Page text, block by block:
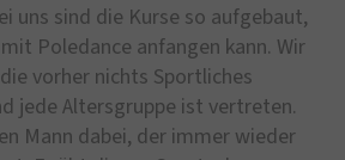
uns sind die Kurse so aufgebaut,
Poledance anfangen kann. Wir
vorher nichts Sportliches
jede Altersgruppe ist vertreten.
Mann dabei, der immer wieder